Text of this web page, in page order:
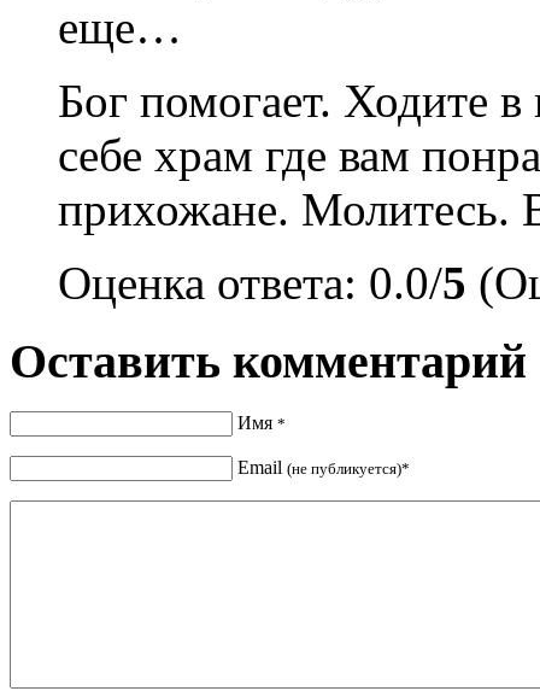
еще…
Бог помогает. Ходите
себе храм где вам
прихожане.
Оценка ответа: 0.0/5
Оставить комментарий
Имя *
Email (не публикуется)*